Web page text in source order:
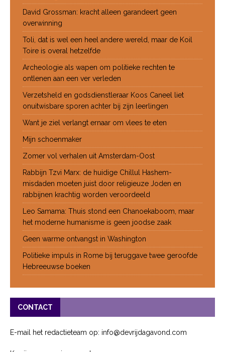
David Grossman: kracht alleen garandeert geen
overwinning
Toli, dat is wel een heel andere wereld, maar de Koil
Toire is overal hetzelfde
Archeologie als wapen om politieke rechten te
ontlenen aan een ver verleden
Verzetsheld en godsdienstleraar Koos Caneel liet
onuitwisbare sporen achter bij zijn leerlingen
Want je ziel verlangt ernaar om vlees te eten
Mijn schoenmaker
Zomer vol verhalen uit Amsterdam-Oost
Rabbijn Tzvi Marx: de huidige Chillul Hashem-
misdaden moeten juist door religieuze Joden en
rabbijnen krachtig worden veroordeeld
Leo Samama: Thuis stond een Chanoekaboom, maar
het moderne humanisme is geen joodse zaak
Geen warme ontvangst in Washington
Politieke impuls in Rome bij teruggave twee geroofde
Hebreeuwse boeken
CONTACT
E-mail het redactieteam op: info@devrijdagavond.com